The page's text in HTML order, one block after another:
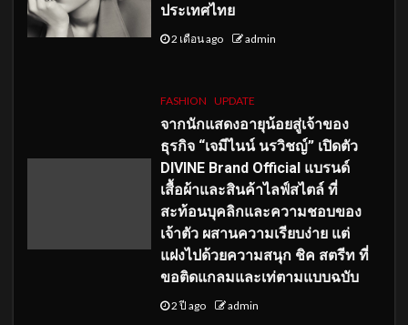
ประเทศไทย
2 เดือน ago admin
FASHION UPDATE
จากนักแสดงอายุน้อยสู่เจ้าของ
ธุรกิจ “เจมีไนน์ นรวิชญ์” เปิดตัว
DIVINE Brand Official แบรนด์
เสื้อผ้าและสินค้าไลฟ์สไตล์ ที่
สะท้อนบุคลิกและความชอบของ
เจ้าตัว ผสานความเรียบง่าย แต่
แฝงไปด้วยความสนุก ชิค สตรีท ที่
ขอติดแกลมและเท่ตามแบบฉบับ
2 ปี ago admin